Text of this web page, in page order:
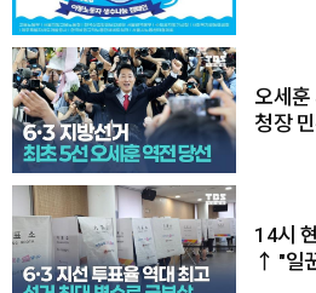
오세훈
청장
14시
↑ "일